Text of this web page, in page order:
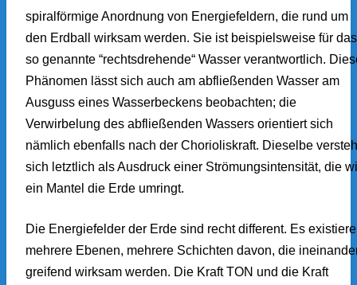
spiralförmige Anordnung von Energiefeldern, die rund um
den Erdball wirksam werden. Sie ist beispielsweise für das
so genannte “rechtsdrehende“ Wasser verantwortlich.
Phänomen lässt sich auch am abfließenden Wasser am
Ausguss eines Wasserbeckens beobachten; die
Verwirbelung des abfließenden Wassers orientiert sich
nämlich ebenfalls nach der Chorioliskraft. Dieselbe
sich letztlich als Ausdruck einer Strömungsintensität, die
ein Mantel die Erde umringt.
Die Energiefelder der Erde sind recht different. Es
mehrere Ebenen, mehrere Schichten davon, die
greifend wirksam werden. Die Kraft TON und die Kraft